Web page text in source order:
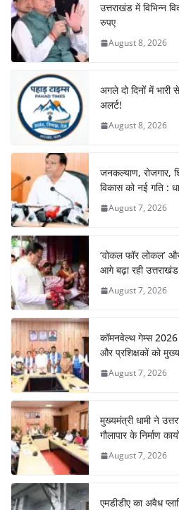
उत्तराखंड में विभिन्न
रुपए
August 8, 2026
अगले दो दिनों में भारी
अलर्ट!
August 8, 2026
जनकल्याण, रोजगार,
विकास को नई गति :
August 7, 2026
‘वोकल फॉर लोकल’
आगे बढ़ा रही
August 7, 2026
कॉमनवेल्थ गेम्स
और प्रशिक्षकों को
August 7, 2026
मुख्यमंत्री धामी ने
गौलापार के निर्माण
August 7, 2026
एमडीडीए का अवैध